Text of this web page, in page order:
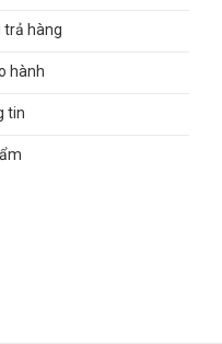
trả hàng
hành
tin